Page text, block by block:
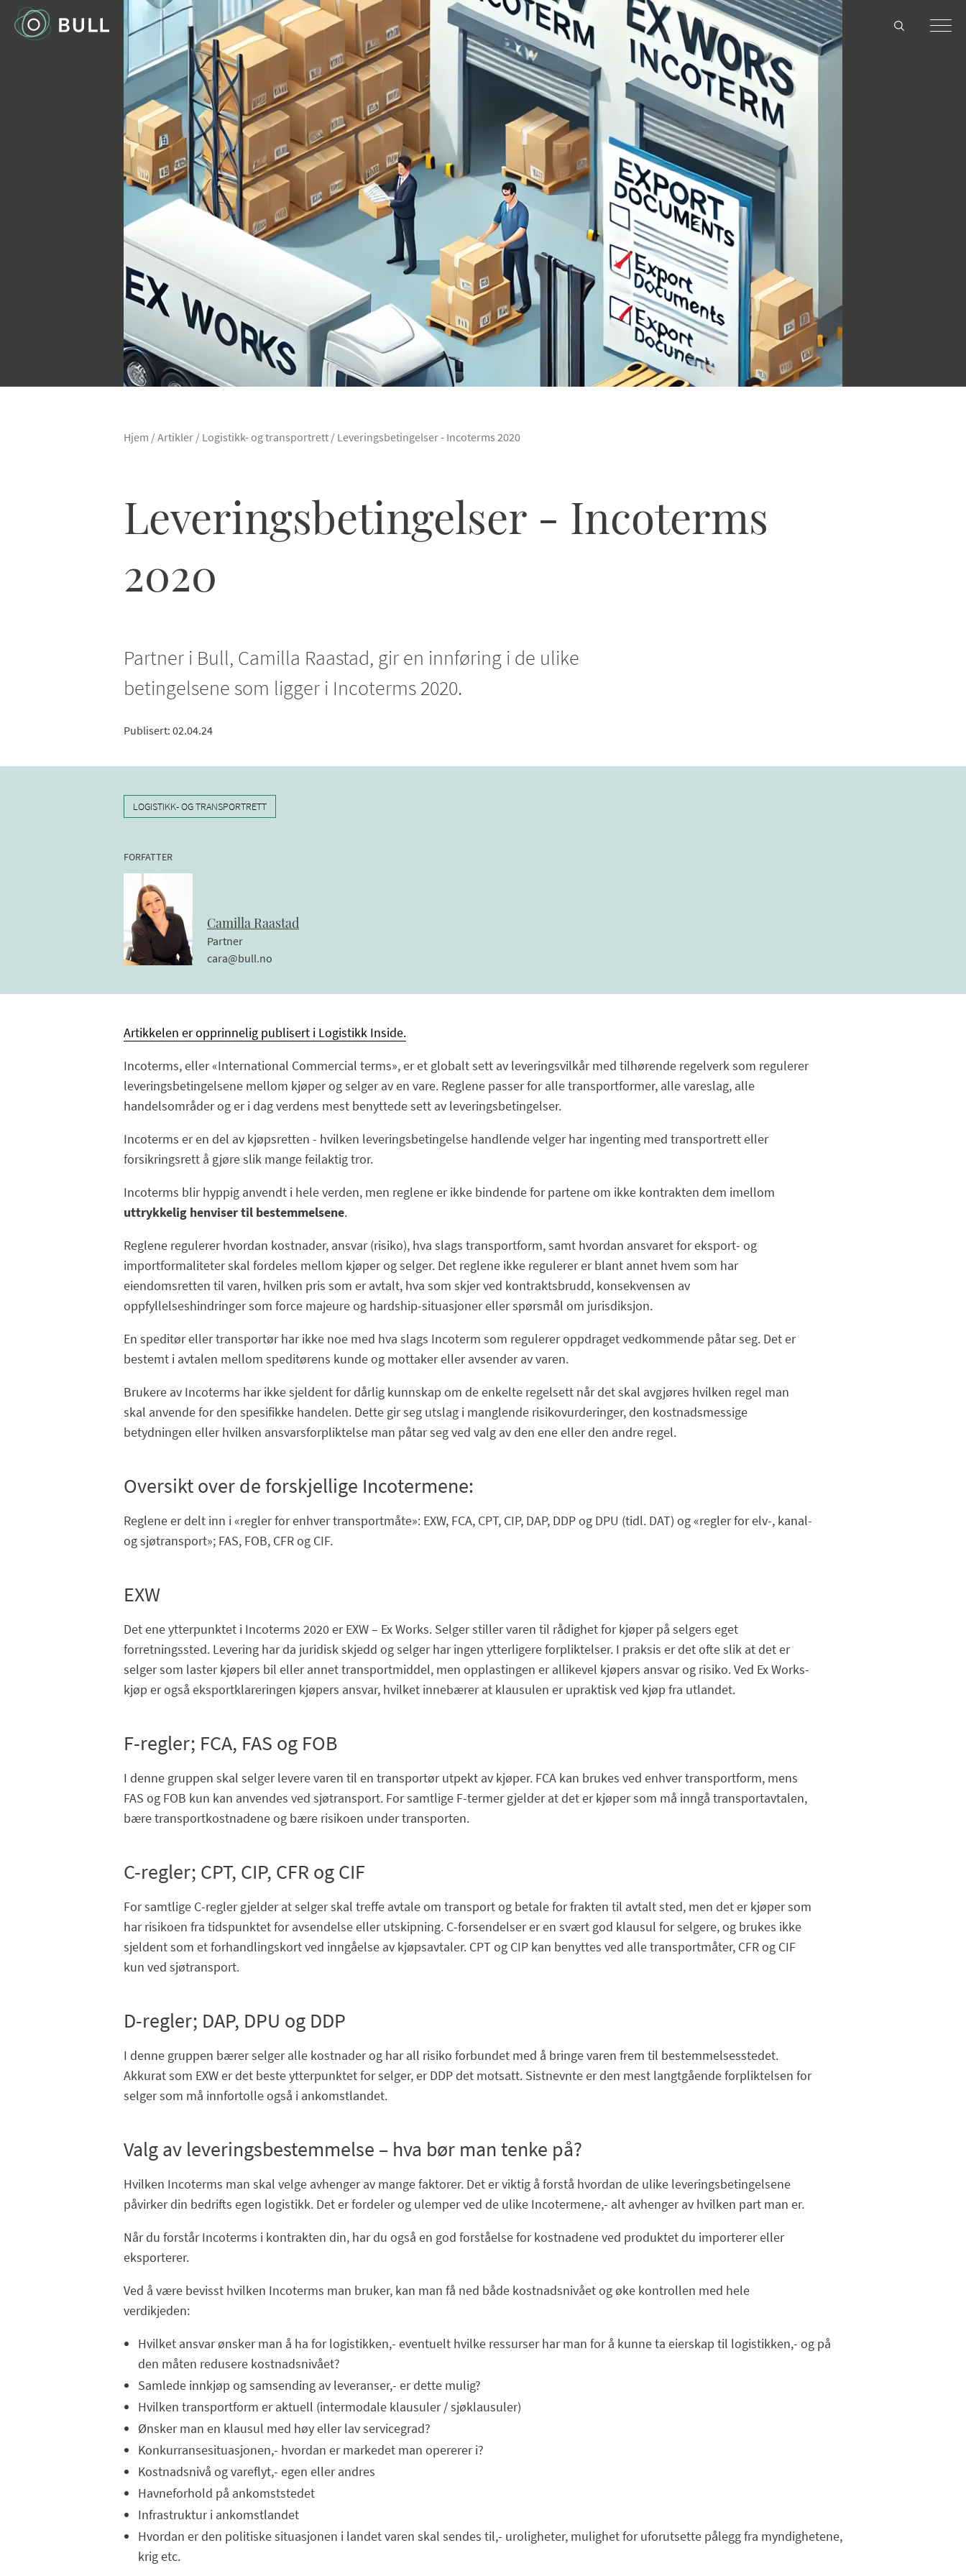
Hjem /Artikler / Logistikk- og transportrett / Leveringsbetingelser - Incoterms 2020
Leveringsbetingelser - Incoterms
2020
Partner i Bull, Camilla Raastad, gir en innføring i de ulike
betingelsene som ligger i Incoterms 2020.
Publisert: 02.04.24
LOGISTIKK- OG TRANSPORTRETT
FORFATTER
Camilla Raastad
Partner
cara@bull.no
Artikkelen er opprinnelig publisert i Logistikk Inside.
Incoterms, eller «International Commercial terms», er et globalt sett av leveringsvilkår med tilhørende regelverk som regulerer
leveringsbetingelsene mellom kjøper og selger av en vare. Reglene passer for alle transportformer, alle vareslag, alle
handelsområder og er i dag verdens mest benyttede sett av leveringsbetingelser.
Incoterms er en del av kjøpsretten - hvilken leveringsbetingelse handlende velger har ingenting med transportrett eller
forsikringsrett å gjøre slik mange feilaktig tror.
Incoterms blir hyppig anvendt i hele verden, men reglene er ikke bindende for partene om ikke kontrakten dem imellom
uttrykkelig henviser til bestemmelsene.
Reglene regulerer hvordan kostnader, ansvar (risiko), hva slags transportform, samt hvordan ansvaret for eksport- og
importformaliteter skal fordeles mellom kjøper og selger. Det reglene ikke regulerer er blant annet hvem som har
eiendomsretten til varen, hvilken pris som er avtalt, hva som skjer ved kontraktsbrudd, konsekvensen av
oppfyllelseshindringer som force majeure og hardship-situasjoner eller spørsmål om jurisdiksjon.
En speditør eller transportør har ikke noe med hva slags Incoterm som regulerer oppdraget vedkommende påtar seg. Det er
bestemt i avtalen mellom speditørens kunde og mottaker eller avsender av varen.
Brukere av Incoterms har ikke sjeldent for dårlig kunnskap om de enkelte regelsett når det skal avgjøres hvilken regel man
skal anvende for den spesifikke handelen. Dette gir seg utslag i manglende risikovurderinger, den kostnadsmessige
betydningen eller hvilken ansvarsforpliktelse man påtar seg ved valg av den ene eller den andre regel.
Oversikt over de forskjellige Incotermene:
Reglene er delt inn i «regler for enhver transportmåte»: EXW, FCA, CPT, CIP, DAP, DDP og DPU (tidl. DAT) og «regler for elv-, kanal-
og sjøtransport»; FAS, FOB, CFR og CIF.
EXW
Det ene ytterpunktet i Incoterms 2020 er EXW – Ex Works. Selger stiller varen til rådighet for kjøper på selgers eget
forretningssted. Levering har da juridisk skjedd og selger har ingen ytterligere forpliktelser. I praksis er det ofte slik at det er
selger som laster kjøpers bil eller annet transportmiddel, men opplastingen er allikevel kjøpers ansvar og risiko. Ved Ex Works-
kjøp er også eksportklareringen kjøpers ansvar, hvilket innebærer at klausulen er upraktisk ved kjøp fra utlandet.
F-regler; FCA, FAS og FOB
I denne gruppen skal selger levere varen til en transportør utpekt av kjøper. FCA kan brukes ved enhver transportform, mens
FAS og FOB kun kan anvendes ved sjøtransport. For samtlige F-termer gjelder at det er kjøper som må inngå transportavtalen,
bære transportkostnadene og bære risikoen under transporten.
C-regler; CPT, CIP, CFR og CIF
For samtlige C-regler gjelder at selger skal treffe avtale om transport og betale for frakten til avtalt sted, men det er kjøper som
har risikoen fra tidspunktet for avsendelse eller utskipning. C-forsendelser er en svært god klausul for selgere, og brukes ikke
sjeldent som et forhandlingskort ved inngåelse av kjøpsavtaler. CPT og CIP kan benyttes ved alle transportmåter, CFR og CIF
kun ved sjøtransport.
D-regler; DAP, DPU og DDP
I denne gruppen bærer selger alle kostnader og har all risiko forbundet med å bringe varen frem til bestemmelsesstedet.
Akkurat som EXW er det beste ytterpunktet for selger, er DDP det motsatt. Sistnevnte er den mest langtgående forpliktelsen for
selger som må innfortolle også i ankomstlandet.
Valg av leveringsbestemmelse – hva bør man tenke på?
Hvilken Incoterms man skal velge avhenger av mange faktorer. Det er viktig å forstå hvordan de ulike leveringsbetingelsene
påvirker din bedrifts egen logistikk. Det er fordeler og ulemper ved de ulike Incotermene,- alt avhenger av hvilken part man er.
Når du forstår Incoterms i kontrakten din, har du også en god forståelse for kostnadene ved produktet du importerer eller
eksporterer.
Ved å være bevisst hvilken Incoterms man bruker, kan man få ned både kostnadsnivået og øke kontrollen med hele
verdikjeden:
Hvilket ansvar ønsker man å ha for logistikken,- eventuelt hvilke ressurser har man for å kunne ta eierskap til logistikken,- og på
den måten redusere kostnadsnivået?
Samlede innkjøp og samsending av leveranser,- er dette mulig?
Hvilken transportform er aktuell (intermodale klausuler / sjøklausuler)
Ønsker man en klausul med høy eller lav servicegrad?
Konkurransesituasjonen,- hvordan er markedet man opererer i?
Kostnadsnivå og vareflyt,- egen eller andres
Havneforhold på ankomststedet
Infrastruktur i ankomstlandet
Hvordan er den politiske situasjonen i landet varen skal sendes til,- uroligheter, mulighet for uforutsette pålegg fra myndighetene,
krig etc.